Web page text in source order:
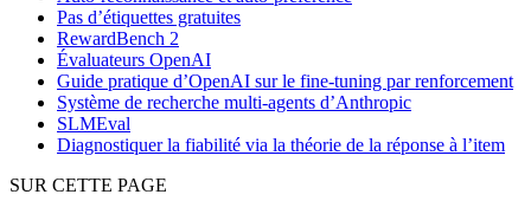
Pas d’étiquettes gratuites
RewardBench 2
Évaluateurs OpenAI
Guide pratique d’OpenAI sur le fine-tuning par renforcement
Système de recherche multi-agents d’Anthropic
SLMEval
Diagnostiquer la fiabilité via la théorie de la réponse à l’item
SUR CETTE PAGE